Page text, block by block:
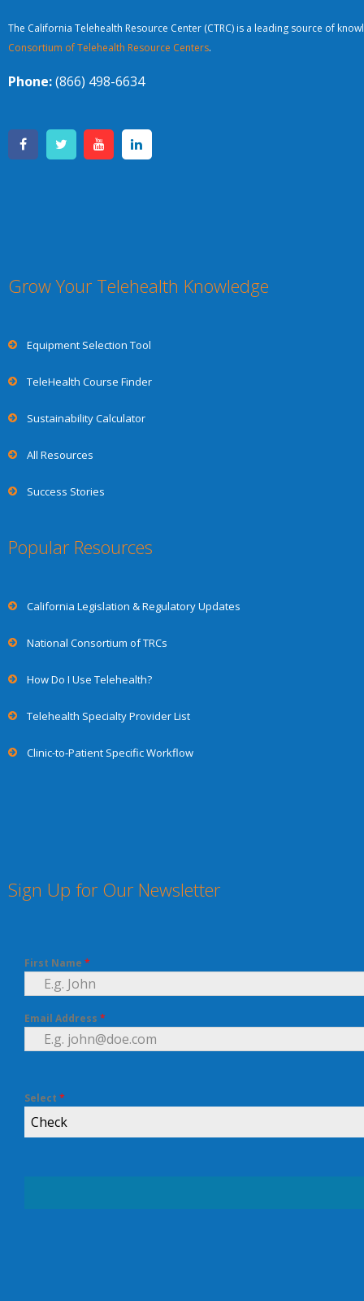
The California Telehealth Resource Center (CTRC) is a leading source of
Consortium of Telehealth Resource Centers.
Phone:(866) 498-6634
Grow Your Telehealth Knowledge
Equipment Selection Tool
TeleHealth Course Finder
Sustainability Calculator
All Resources
Success Stories
Popular Resources
California Legislation & Regulatory Updates
National Consortium of TRCs
How Do I Use Telehealth?
Telehealth Specialty Provider List
Clinic-to-Patient Specific Workflow
Sign Up for Our Newsletter
First Name *
Email Address *
Select *
Check